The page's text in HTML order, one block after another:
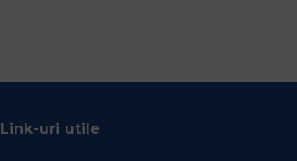
Link-uri utile